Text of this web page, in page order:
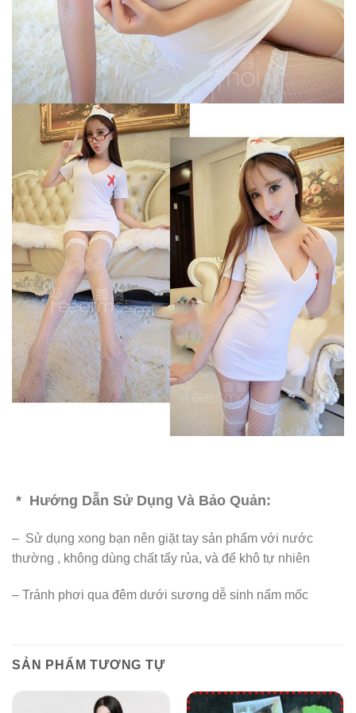
* Hướng Dẫn Sử Dụng Và Bảo Quản:
– Sử dụng xong bạn nên giặt tay sản phẩm với nước
thường , không dùng chất tẩy rủa, và để khô tự nhiên
– Tránh phơi qua đêm dưới sương dễ sinh nấm mốc
SẢN PHẨM TƯƠNG TỰ